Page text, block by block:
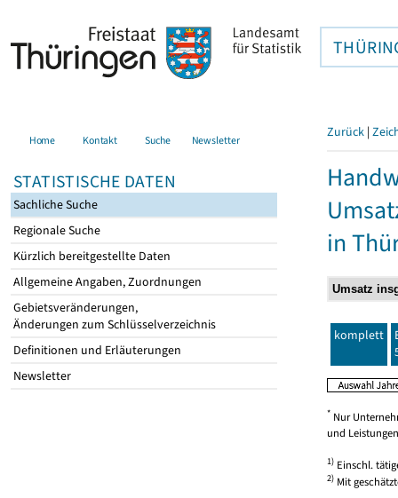
Home Kontakt Suche Newsletter
STATISTISCHE DATEN
Sachliche Suche
Regionale Suche
Kürzlich bereitgestellte Daten
Allgemeine Angaben, Zuordnungen
Gebietsveränderungen,
Änderungen zum Schlüsselverzeichnis
Definitionen und Erläuterungen
Newsletter
Zurück |
in
komplett
* Nur
und
1) Einschl.
2) Mit